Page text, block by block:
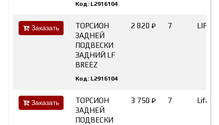
Код: L2916104
Заказать
ТОРСИОН
ЗАДНЕЙ
ПОДВЕСКИ
ЗАДНИЙ LF
BREEZ
Код: L2916104
2 820 ₽ 7 LIFAN
Заказать
ТОРСИОН
ЗАДНЕЙ
ПОДВЕСКИ
3 750 ₽ 7 Lifan